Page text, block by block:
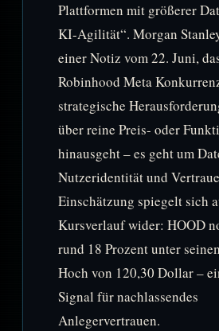
Plattformen mit größerer
KI-Agilität“. Morgan
einer Notiz vom 22. Juni,
Robinhood Meta
strategische
über reine Preis- oder
hinausgeht – es geht um
Nutzeridentität und
Einschätzung spiegelt sich
Kursverlauf wider: HOOD
rund 18 Prozent unter
Hoch von 120,30 Dollar –
Signal für nachlassendes
Anlegervertrauen.